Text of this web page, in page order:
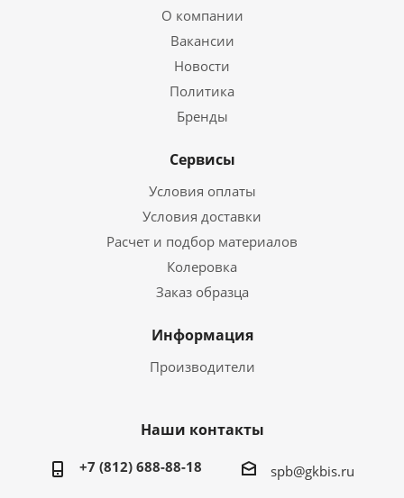
О компании
Вакансии
Новости
Политика
Бренды
Сервисы
Условия оплаты
Условия доставки
Расчет и подбор материалов
Колеровка
Заказ образца
Информация
Производители
Наши контакты
+7 (812) 688-88-18 spb@gkbis.ru